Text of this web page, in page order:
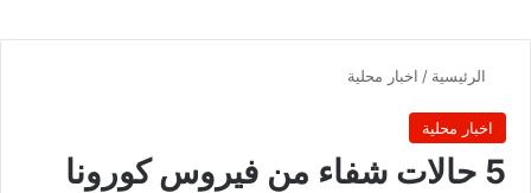
الرئيسية / اخبار محلية
اخبار محلية
5 حالات شفاء من فيروس كورونا